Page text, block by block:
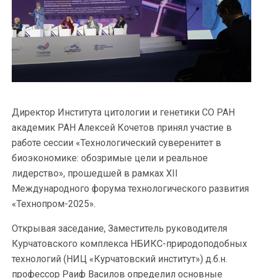
Директор Института цитологии и генетики СО РАН
академик РАН Алексей Кочетов принял участие в
работе сессии «Технологический суверенитет в
биоэкономике: обозримые цели и реальное
лидерство», прошедшей в рамках XII
Международного форума технологического развития
«Технопром-2025».
Открывая заседание, Заместитель руководителя
Курчатовского комплекса НБИКС-природоподобных
технологий (НИЦ «Курчатовский институт») д.б.н.
профессор Раиф Василов определил основные